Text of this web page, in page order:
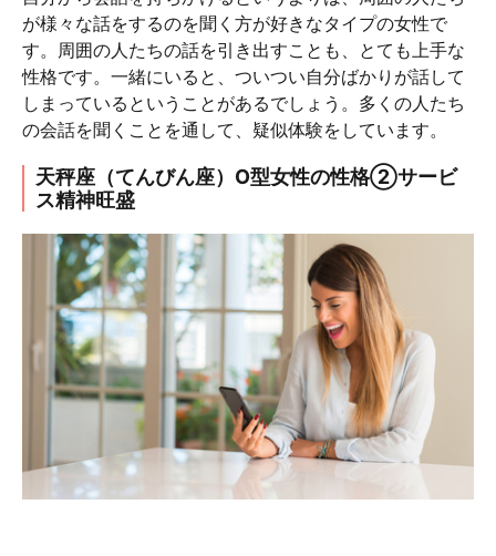
が様々な話をするのを聞く方が好きなタイプの女性で
す。周囲の人たちの話を引き出すことも、とても上手な
性格です。一緒にいると、ついつい自分ばかりが話して
しまっているということがあるでしょう。多くの人たち
の会話を聞くことを通して、疑似体験をしています。
天秤座（てんびん座）O型女性の性格②サービ
ス精神旺盛